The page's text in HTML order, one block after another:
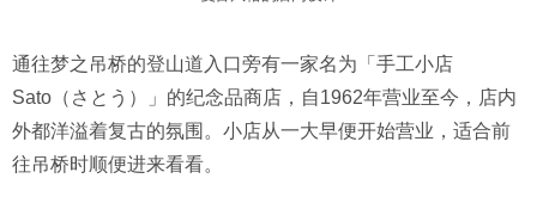
通往梦之吊桥的登山道入口旁有一家名为「手工小店
Sato（さとう）」的纪念品商店，自1962年营业至今，店内
外都洋溢着复古的氛围。小店从一大早便开始营业，适合前
往吊桥时顺便进来看看。